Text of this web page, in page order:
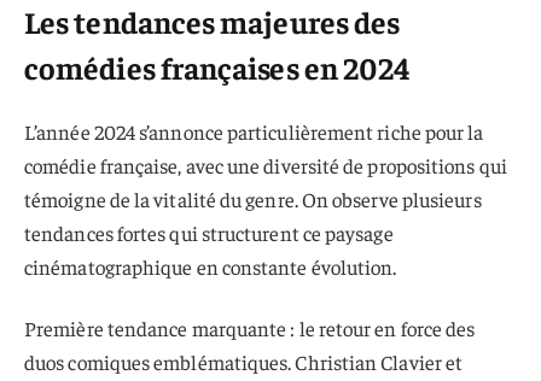
Les tendances majeures des
comédies françaises en 2024
L’année 2024 s’annonce particulièrement riche pour la
comédie française, avec une diversité de propositions qui
témoigne de la vitalité du genre. On observe plusieurs
tendances fortes qui structurent ce paysage
cinématographique en constante évolution.
Première tendance marquante : le retour en force des
duos comiques emblématiques. Christian Clavier et